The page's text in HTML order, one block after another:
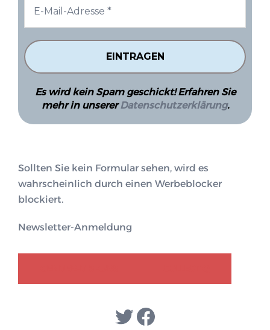
Es wird kein Spam geschickt! Erfahren Sie
mehr in unsererDatenschutzerklärung.
Sollten Sie kein Formular sehen, wird es
wahrscheinlich durch einen Werbeblocker
blockiert.
Newsletter-Anmeldung
Twitter
Facebook